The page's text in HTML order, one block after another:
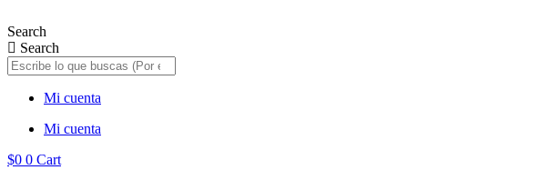
al
contenido
Search
Search
Mi cuenta
Mi cuenta
$0 0 Cart